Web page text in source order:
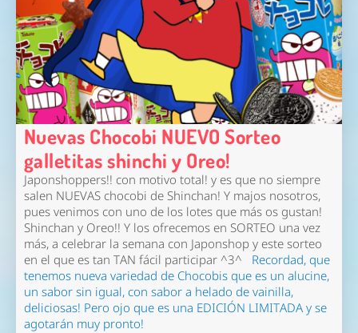
Nuevas Chocobi NUEVO Sorteo
galletitas shinchi y Oreo!
Japonshoppers!! con motivo total! y es que no siempre
salen NUEVAS chocobi de Shinchan! Y majos nosotros,
pues venimos con uno de los lotes que más os gustan!
Shinchan y Oreo!! Y los ofrecemos en SORTEO una vez
más, a celebrar la semana con Japonshop y este sorteo
en el que es tan TAN fácil participar ^3^ Recordad, que
tenemos nueva variedad de Chocobis que es un alucine,
un sabor sin igual, con sabor a helado de vainilla,
deliciosas! Pero ojo que es una EDICIÓN LIMITADA y se
agotarán muy pronto!